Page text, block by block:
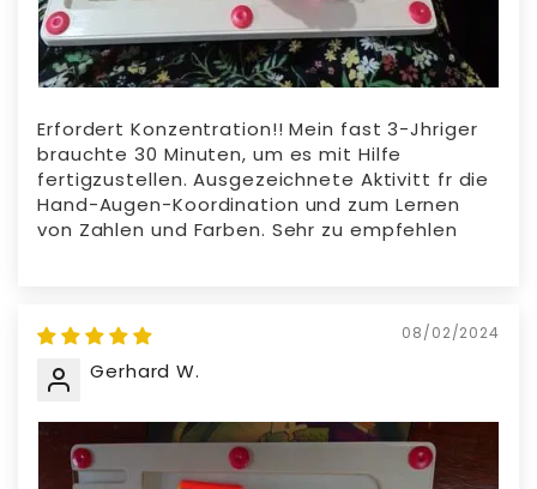
Erfordert Konzentration!! Mein fast 3-Jhriger
brauchte 30 Minuten, um es mit Hilfe
fertigzustellen. Ausgezeichnete Aktivitt fr die
Hand-Augen-Koordination und zum Lernen
von Zahlen und Farben. Sehr zu empfehlen
08/02/2024
Gerhard W.